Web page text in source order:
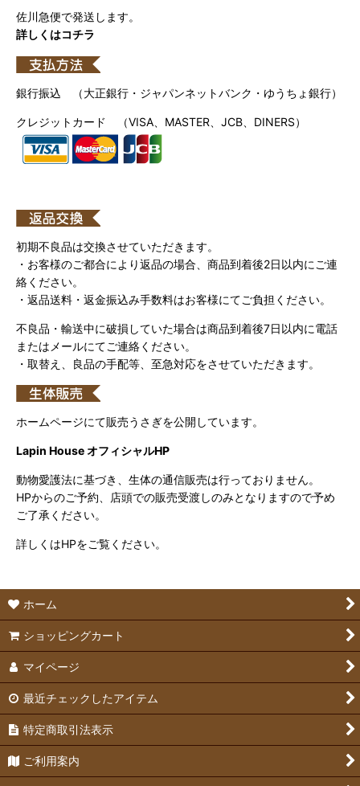
佐川急便で発送します。
詳しくはコチラ
銀行振込 （大正銀行・ジャパンネットバンク・ゆうちょ銀行）
クレジットカード （VISA、MASTER、JCB、DINERS）
初期不良品は交換させていただきます。
・お客様のご都合により返品の場合、商品到着後2日以内にご連
絡ください。
・返品送料・返金振込み手数料はお客様にてご負担ください。
不良品・輸送中に破損していた場合は商品到着後7日以内に電話
またはメールにてご連絡ください。
・取替え、良品の手配等、至急対応をさせていただきます。
ホームページにて販売うさぎを公開しています。
Lapin House オフィシャルHP
動物愛護法に基づき、生体の通信販売は行っておりません。
HPからのご予約、店頭での販売受渡しのみとなりますので予め
ご了承ください。
詳しくはHPをご覧ください。
ホーム
ショッピングカート
マイページ
最近チェックしたアイテム
特定商取引法表示
ご利用案内